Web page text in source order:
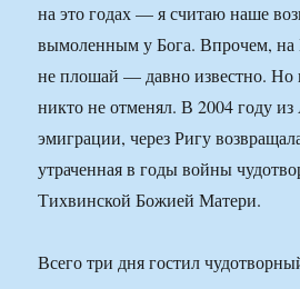
на это годах — я считаю наше
вымоленным у Бога. Впрочем, на
не плошай — давно известно. Но
никто не отменял. В 2004 году
эмиграции, через Ригу
утраченная в годы войны
Тихвинской Божией Матери.
Всего три дня гостил